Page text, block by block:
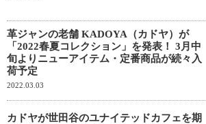
革ジャンの老舗 KADOYA（カドヤ）が
「2022春夏コレクション」を発表！ 3月中
旬よりニューアイテム・定番商品が続々入
荷予定
2022.03.03
カドヤが世田谷のユナイテッドカフェを期